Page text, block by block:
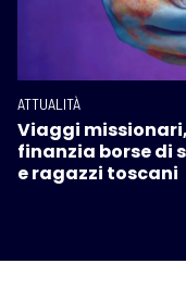
ATTUALITÀ
Viaggi
finanzia borse di
e ragazzi toscani